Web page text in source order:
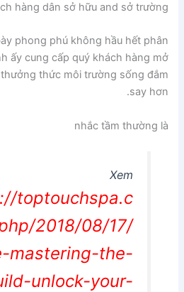
hàng dân sở hữu and sở trường.
phong phú không hầu hết phân
ấy cung cấp quý khách hàng mở
thức môi trường sống đắm
say hơn.
nhắc tầm thường là
Xem
toptouchspa.c
2018/08/17/
mastering-the-
unlock-your-